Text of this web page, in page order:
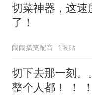
切菜神器，这速
了！
闹闹搞笑配音 1跟贴
切下去那一刻。
整个人都！ ！ ！